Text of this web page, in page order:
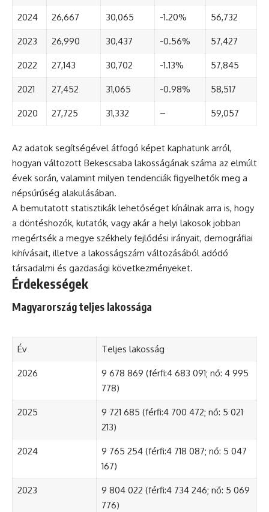
2024 26,667 30,065 -1.20% 56,732
2023 26,990 30,437 -0.56% 57,427
2022 27,143 30,702 -1.13% 57,845
2021 27,452 31,065 -0.98% 58,517
2020 27,725 31,332 – 59,057
Az adatok segítségével átfogó képet kaphatunk arról,
hogyan változott Bekescsaba lakosságának száma az elmúlt
évek során, valamint milyen tendenciák figyelhetők meg a
népsűrűség alakulásában.
A bemutatott statisztikák lehetőséget kínálnak arra is, hogy
a döntéshozók, kutatók, vagy akár a helyi lakosok jobban
megértsék a megye székhely fejlődési irányait, demográfiai
kihívásait, illetve a lakosságszám változásából adódó
társadalmi és gazdasági következményeket.
Érdekességek
Magyarország teljes lakossága
Év Teljes lakosság
2026
9 678 869 (férfi:4 683 091; nő: 4 995
778)
2025
9 721 685 (férfi:4 700 472; nő: 5 021
213)
2024
9 765 254 (férfi:4 718 087; nő: 5 047
167)
2023
9 804 022 (férfi:4 734 246; nő: 5 069
776)